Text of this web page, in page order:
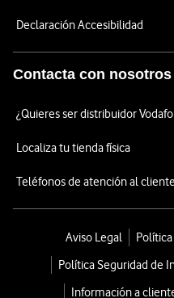
Declaración Accesibilidad
Contacta con nosotros
¿Quieres ser distribuidor
Localiza tu tienda física
Teléfonos de atención al
Aviso Legal
Política Seguridad de
Información a